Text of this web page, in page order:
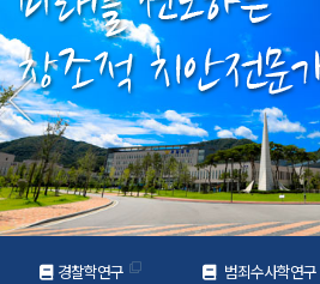
경찰학연구 범죄수사학연구